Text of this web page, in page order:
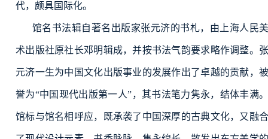
代，颇具国际化。
馆名书法辑自著名出版家张元济的书札，由上海人民美
术出版社原社长邓明辑成，并按书法气韵要求略作调整。张
元济一生为中国文化出版事业的发展作出了卓越的贡献，被
誉为“中国现代出版第一人”，其书法笔力隽永，结体丰满。
馆标与馆名相呼应，既承袭了中国深厚的古典文化，又融合